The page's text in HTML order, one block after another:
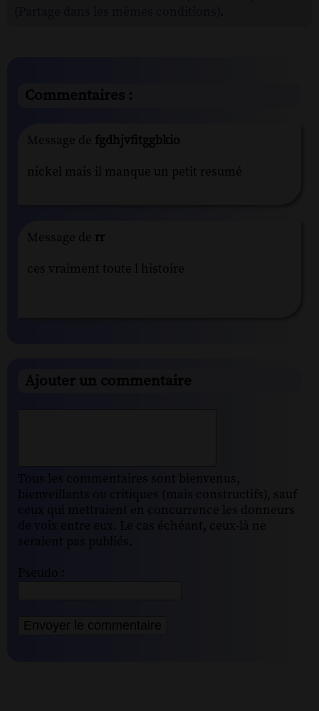
Commentaires :
Message de fgdhjvfitggbkio
nickel mais il manque un petit resumé
Message de rr
ces vraiment toute l histoire
Ajouter un commentaire
Tous les commentaires sont bienvenus,
bienveillants ou critiques (mais constructifs), sauf
ceux qui mettraient en concurrence les donneurs
de voix entre eux. Le cas échéant, ceux-là ne
seraient pas publiés.
Pseudo :